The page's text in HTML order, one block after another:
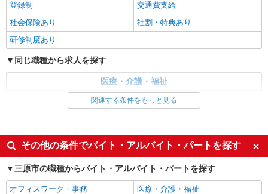
登録制
交通費支給
社会保険あり
社割・特典あり
研修制度あり
同じ職種から求人を探す
医療・介護・福祉
看護師・保健師・看護助手・助産師
未経験歓迎
ミドル（40代～）活躍中
交通費支給
社会保険あり
関連する条件をもっと見る
その他の条件でバイト・アルバイト・パートを探す
三原市の職種からバイト・アルバイト・パートを探す
オフィスワーク・事務
医療・介護・福祉